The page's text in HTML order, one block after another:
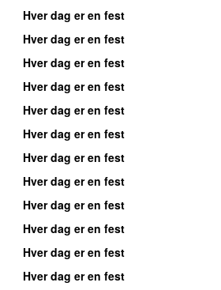
Hver dag er en fest
Hver dag er en fest
Hver dag er en fest
Hver dag er en fest
Hver dag er en fest
Hver dag er en fest
Hver dag er en fest
Hver dag er en fest
Hver dag er en fest
Hver dag er en fest
Hver dag er en fest
Hver dag er en fest